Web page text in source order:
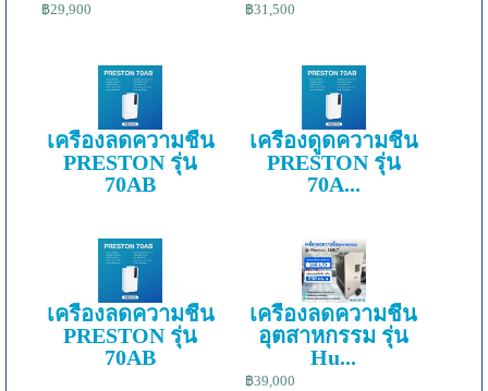
฿29,900 ฿31,500
เครื่องลดความชื้น
PRESTON รุ่น
70AB
เครื่องดูดความชื้น
PRESTON รุ่น
70A...
เครื่องลดความชื้น
PRESTON รุ่น
70AB
เครื่องลดความชื้น
อุตสาหกรรม รุ่น
Hu...
฿39,000